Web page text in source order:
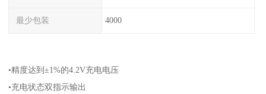
最少包装 4000
•精度达到±1%的4.2V充电电压
•充电状态双指示输出